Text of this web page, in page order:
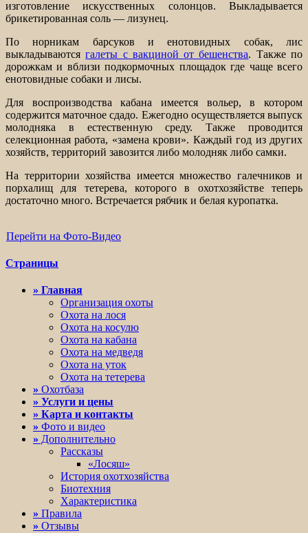
изготовление искусственных солонцов. Выкладывается
брикетированная соль — лизунец.
По норникам барсуков и енотовидных собак, лис
выкладываютсягалеты с вакциной от бешенства. Также по
дорожкам и вблизи подкормочных площадок где чаще всего
енотовидные собаки и лисы.
Для воспроизводства кабана имеется вольер, в котором
содержится маточное сдадо. Ежегодно осуществляется выпуск
молодняка в естественную среду. Также проводится
селекционная работа, «замена крови». Каждый год из других
хозяйств, территорий завозится либо молодняк либо самки.
На территории хозяйства имеется множество галечников и
порхалищ для тетерева, которого в охотхозяйстве теперь
достаточно много. Встречается рябчик и белая куропатка.
Перейти на Фото-Видео
Страницы
» Главная
Организация охоты
Охота на лося
Охота на косулю
Охота на кабана
Охота на медведя
Охота на уток
Охота на тетерева
» Охотбаза
» Услуги и цены
» Карта и контакты
» Фото и видео
» Дополнительно
Рассказы
«Лосяш»
История охотхозяйства
Биотехния
Характеристика
» Правила
» Отзывы